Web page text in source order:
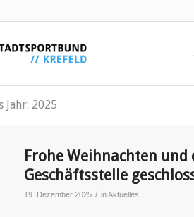
Jahr: 2025
Frohe Weihnachten und
Geschäftsstelle
19. Dezember 2025 / inAktuelles